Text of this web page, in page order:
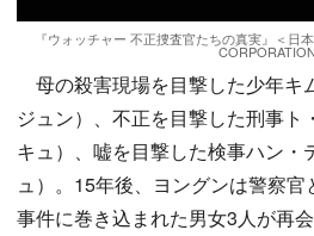
『ウォッチャー 不正捜査官たちの真実』＜日
CORPORATION
母の殺害現場を目撃した少年キ
ジュン）、不正を目撃した刑事ト
キュ）、嘘を目撃した検事ハン・
ュ）。15年後、ヨングンは警察
事件に巻き込まれた男女3人が再